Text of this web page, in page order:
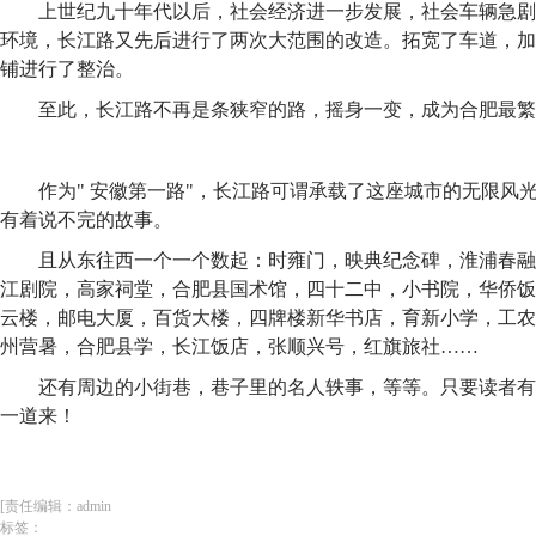
上世纪九十年代以后，社会经济进一步发展，社会车辆急
环境，长江路又先后进行了两次大范围的改造。拓宽了车道，
铺进行了整治。
至此，长江路不再是条狭窄的路，摇身一变，成为合肥最
作为" 安徽第一路"，长江路可谓承载了这座城市的无限风
有着说不完的故事。
且从东往西一个一个数起：时雍门，映典纪念碑，淮浦春
江剧院，高家祠堂，合肥县国术馆，四十二中，小书院，华侨
云楼，邮电大厦，百货大楼，四牌楼新华书店，育新小学，工
州营暑，合肥县学，长江饭店，张顺兴号，红旗旅社……
还有周边的小街巷，巷子里的名人轶事，等等。只要读者
一道来！
[责任编辑：admin
标签：